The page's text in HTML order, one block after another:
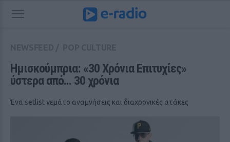
Ημισκούμπρια: «30 Χρόνια Επιτυχίες»
ύστερα από... 30 χρόνια
Ένα setlist γεμάτο αναμνήσεις και διαχρονικές ατάκες